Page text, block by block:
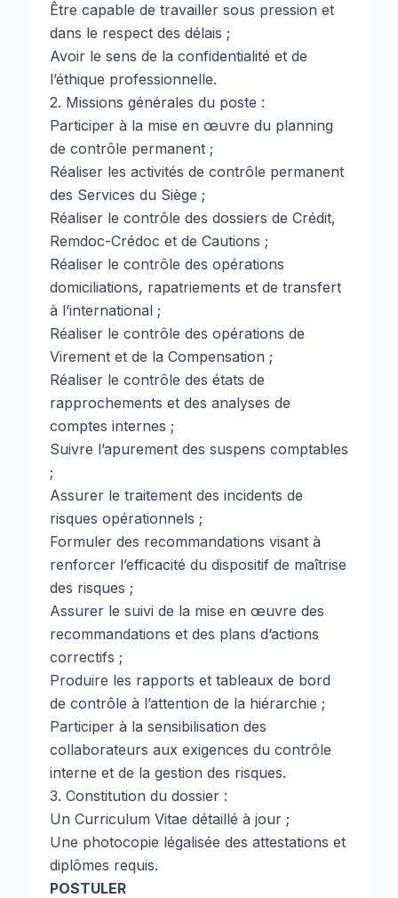
Être capable de travailler sous pression et
dans le respect des délais ;
Avoir le sens de la confidentialité et de
l’éthique professionnelle.
2. Missions générales du poste :
Participer à la mise en œuvre du planning
de contrôle permanent ;
Réaliser les activités de contrôle permanent
des Services du Siège ;
Réaliser le contrôle des dossiers de Crédit,
Remdoc-Crédoc et de Cautions ;
Réaliser le contrôle des opérations
domiciliations, rapatriements et de transfert
à l’international ;
Réaliser le contrôle des opérations de
Virement et de la Compensation ;
Réaliser le contrôle des états de
rapprochements et des analyses de
comptes internes ;
Suivre l’apurement des suspens comptables
;
Assurer le traitement des incidents de
risques opérationnels ;
Formuler des recommandations visant à
renforcer l’efficacité du dispositif de maîtrise
des risques ;
Assurer le suivi de la mise en œuvre des
recommandations et des plans d’actions
correctifs ;
Produire les rapports et tableaux de bord
de contrôle à l’attention de la hiérarchie ;
Participer à la sensibilisation des
collaborateurs aux exigences du contrôle
interne et de la gestion des risques.
3. Constitution du dossier :
Un Curriculum Vitae détaillé à jour ;
Une photocopie légalisée des attestations et
diplômes requis.
POSTULER